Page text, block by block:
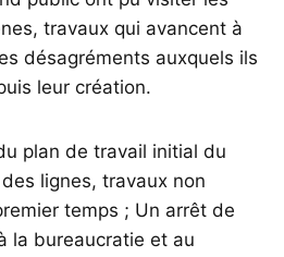
travaux qui avancent à
désagréments auxquels ils
leur création.
plan de travail initial du
lignes, travaux non
temps ; Un arrêt de
la bureaucratie et au